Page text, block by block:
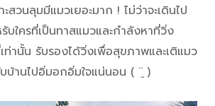
สวนลุมมีแมวเยอะมาก ! ไม่ว่าจะเดินไป
บใครที่เป็นทาสแมวและกำลังหาที่วิ่ง
านั้น รับรองได้วิ่งเพื่อสุขภาพและเติแมว
านไปอิ่มอกอิ่มใจแน่นอน ( ¨̮ )